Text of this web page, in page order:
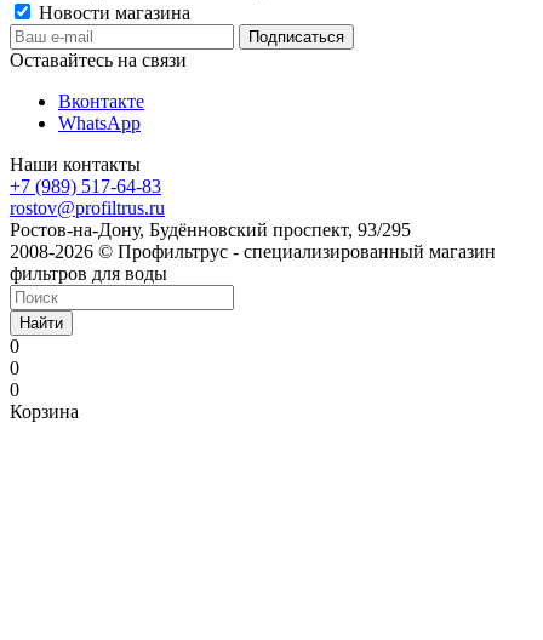
Новости магазина
Оставайтесь на связи
Вконтакте
WhatsApp
Наши контакты
+7 (989) 517-64-83
rostov@profiltrus.ru
Ростов-на-Дону, Будённовский проспект, 93/295
2008-2026 © Профильтрус - специализированный магазин
фильтров для воды
Найти
0
0
0
Корзина